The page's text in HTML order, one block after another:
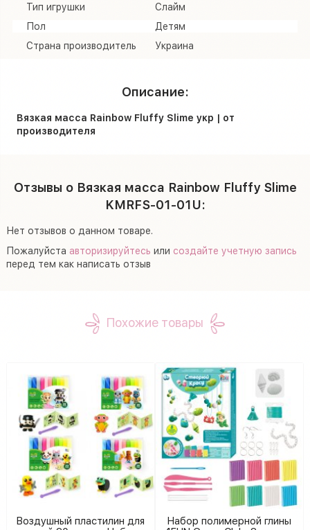
Тип игрушки
Слайм
Пол
Детям
Страна производитель
Украина
Описание:
Вязкая масса Rainbow Fluffy Slime укр | от
производителя
Отзывы о Вязкая масса Rainbow Fluffy Slime
KMRFS-01-01U:
Нет отзывов о данном товаре.
Пожалуйста авторизируйтесь или создайте учетную запись
перед тем как написать отзыв
Похожие товары
Воздушный пластилин для
Набор полимерной глины